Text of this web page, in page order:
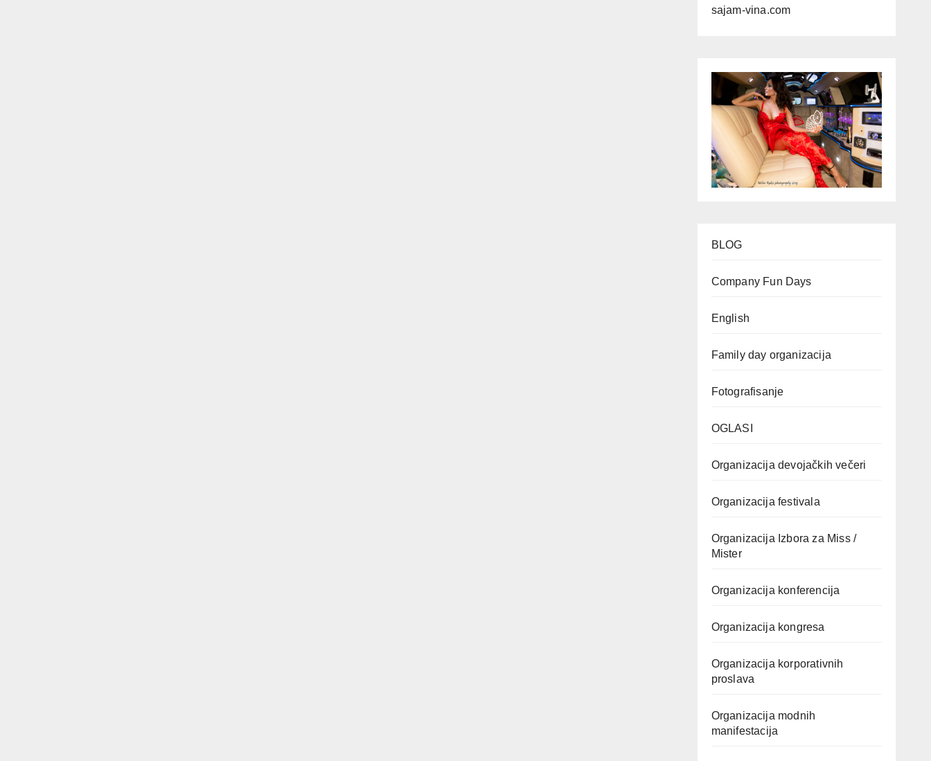
sajam-vina.com
BLOG
Company Fun Days
English
Family day organizacija
Fotografisanje
OGLASI
Organizacija devojačkih večeri
Organizacija festivala
Organizacija Izbora za Miss /
Mister
Organizacija konferencija
Organizacija kongresa
Organizacija korporativnih
proslava
Organizacija modnih
manifestacija